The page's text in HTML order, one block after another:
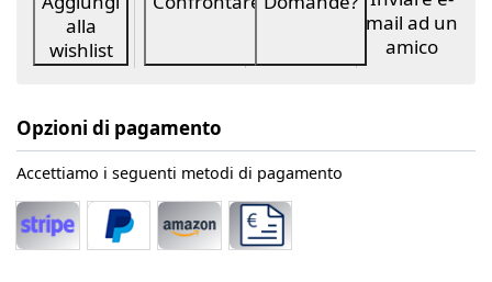
alla
wishlist
mail ad un
amico
Opzioni di pagamento
Accettiamo i seguenti metodi di pagamento